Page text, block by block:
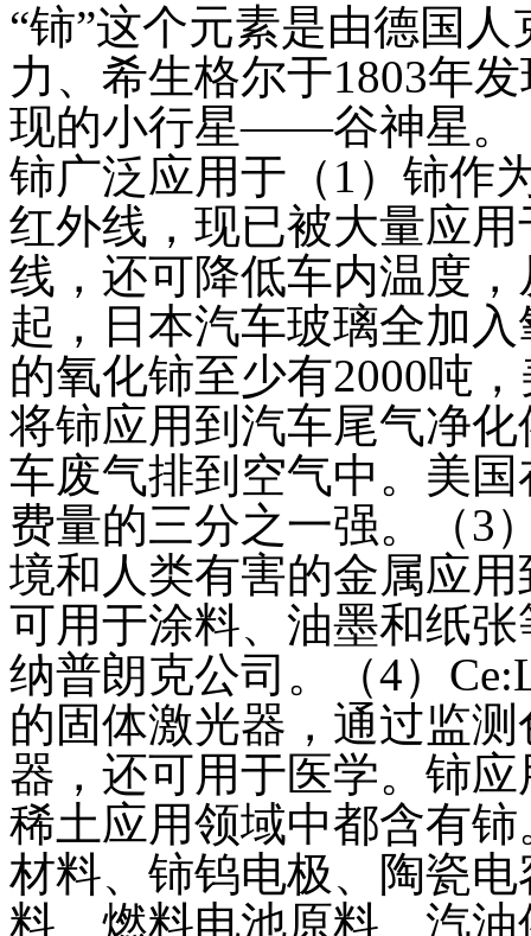
“铈”这个元素是由德国
力、希生格尔于1803年
现的小行星——谷神星。
铈广泛应用于（1）铈作
红外线，现已被大量应
线，还可降低车内温度
起，日本汽车玻璃全加
的氧化铈至少有2000吨
将铈应用到汽车尾气净
车废气排到空气中。美
费量的三分之一强。（3
境和人类有害的金属应
可用于涂料、油墨和纸
纳普朗克公司。（4）
的固体激光器，通过监
器，还可用于医学。铈
稀土应用领域中都含有
材料、铈钨电极、陶瓷
料、燃料电池原料、汽